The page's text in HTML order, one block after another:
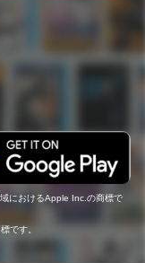
におけるApple Inc.の商標で
です。